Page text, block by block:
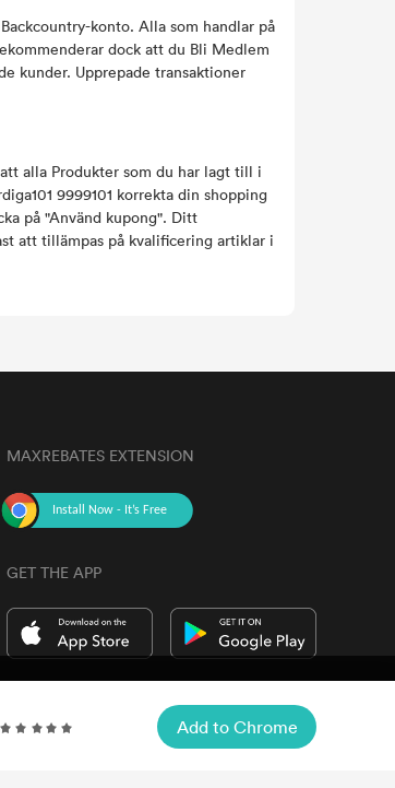
konto. Alla som handlar på
dock att du Bli Medlem
kunder. Upprepade transaktioner
alla Produkter som du har lagt till i
9999101 korrekta din shopping
på "Använd kupong". Ditt
att tillämpas på kvalificering artiklar i
MAXREBATES EXTENSION
GET THE APP
Add to Chrome
Cookie Preferences